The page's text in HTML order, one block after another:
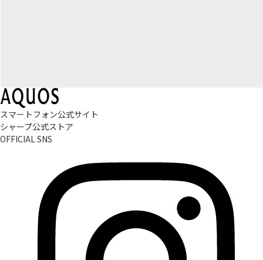
スマートフォン公式サイト
シャープ公式ストア
OFFICIAL SNS